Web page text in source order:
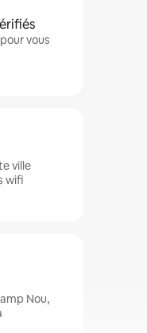
vous
ville
wifi
Nou,